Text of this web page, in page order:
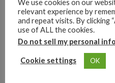
febrero 2019
enero 2019
diciembre 2018
noviembre 2018
octubre 2018
septiembre 2018
agosto 2018
julio 2018
We use cookies on our
relevant experience by
and repeat visits. By clicking
use of ALL the cookies.
Do not sell my personal
Cookie settings OK